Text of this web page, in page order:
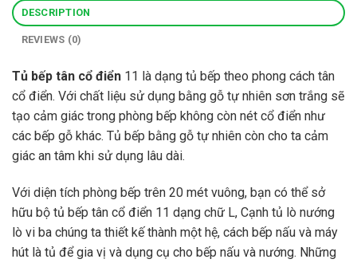
DESCRIPTION
REVIEWS (0)
Tủ bếp tân cổ điển 11 là dạng tủ bếp theo phong cách tân
cổ điển. Với chất liệu sử dụng bằng gỗ tự nhiên sơn trắng sẽ
tạo cảm giác trong phòng bếp không còn nét cổ điển như
các bếp gỗ khác. Tủ bếp bằng gỗ tự nhiên còn cho ta cảm
giác an tâm khi sử dụng lâu dài.
Với diện tích phòng bếp trên 20 mét vuông, bạn có thể sở
hữu bộ tủ bếp tân cổ điển 11 dạng chữ L, Cạnh tủ lò nướng
lò vi ba chúng ta thiết kế thành một hệ, cách bếp nấu và máy
hút là tủ để gia vị và dụng cụ cho bếp nấu và nướng. Những